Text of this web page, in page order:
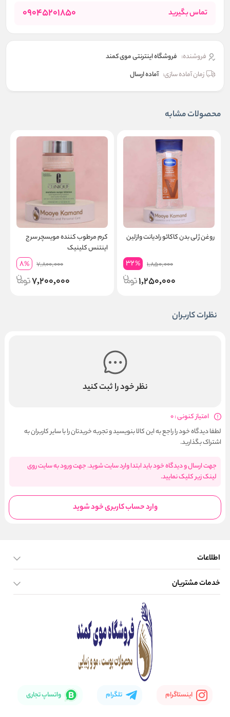
تماس بگیرید 09045201850
فروشنده: فروشگاه اینترنتی موی کمند
زمان آماده سازی: آماده ارسال
محصولات مشابه
روغن ژلی بدن کاکائو رادیانت وازلین
1,850,000
32%
1,250,000
کرم مرطوب کننده مویسچر سرج
اینتنس کلینیک
7,800,000
8%
7,200,000
نظرات کاربران
نظر خود را ثبت کنید
امتیاز کنونی : 0
لطفا دیدگاه خود را راجع به این کالا بنویسید و تجربه خریدتان را با سایر کاربران به
اشتراک بگذارید.
جهت ارسال و دیدگاه خود باید ابتدا وارد سایت شوید. جهت ورود به سایت روی
لینک زیر کلیک نمایید.
وارد حساب کاربری خود شوید
اطلاعات
صفحه اصلی
خدمات مشتریان
اینستاگرام تلگرام واتساپ تجاری